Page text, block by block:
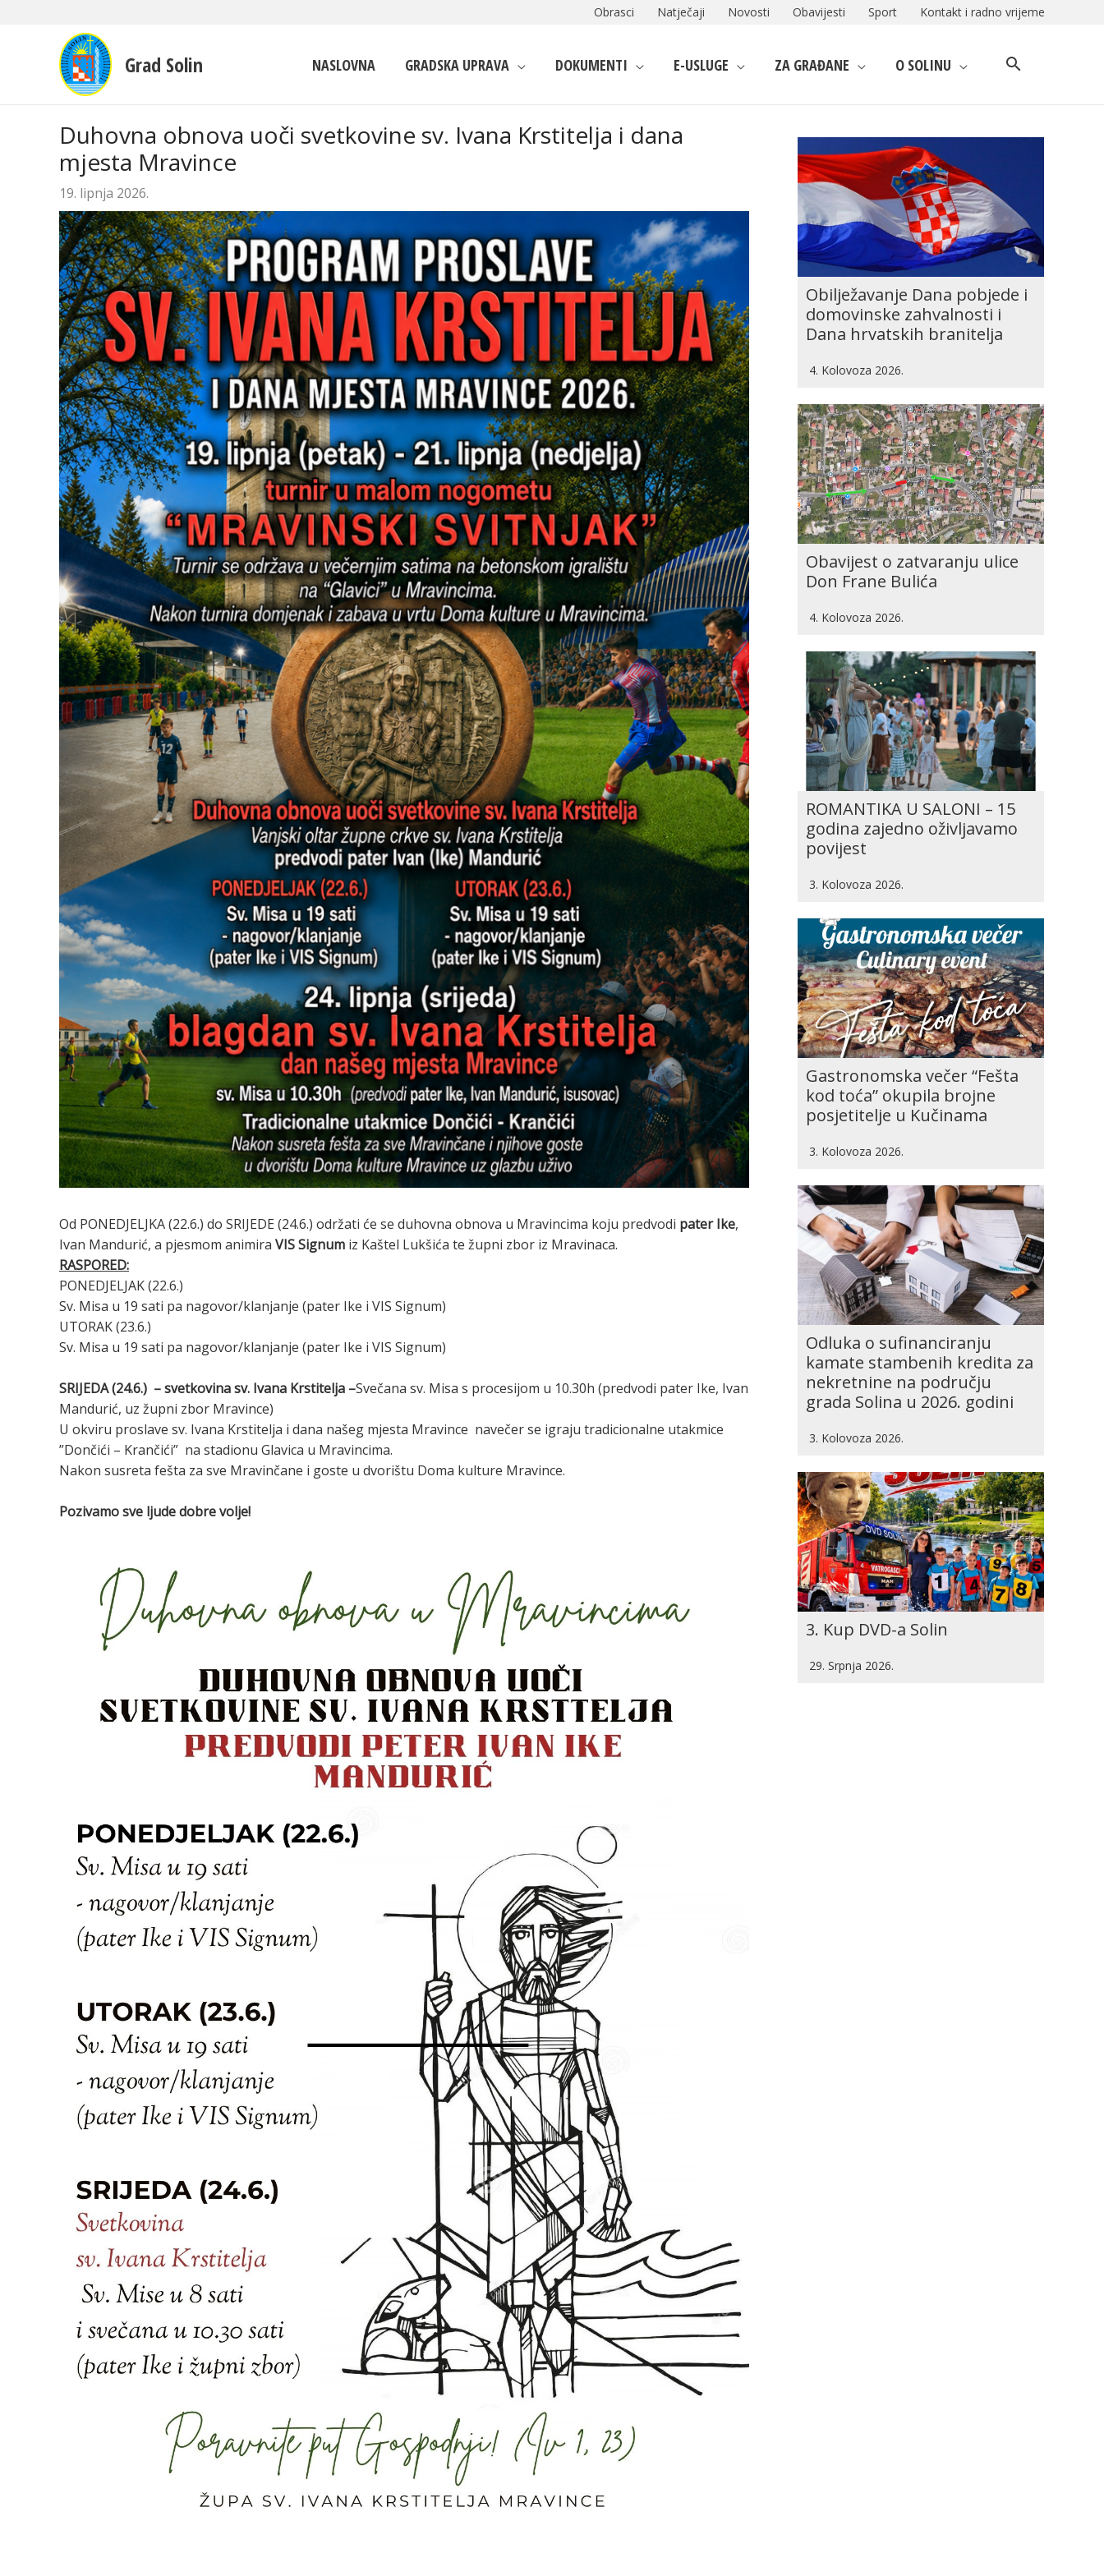
Obrasci Natječaji Novosti Obavijesti Sport Kontakt i radno vrijeme
Grad Solin NASLOVNA GRADSKA UPRAVA DOKUMENTI E-USLUGE ZA GRAĐANE O SOLINU
Duhovna obnova uoči svetkovine sv. Ivana Krstitelja i dana
mjesta Mravince
19. lipnja 2026.
Od PONEDJELJKA (22.6.) do SRIJEDE (24.6.) održati će se duhovna obnova u Mravincima koju predvodi pater Ike,
Ivan Mandurić, a pjesmom animira VIS Signum iz Kaštel Lukšića te župni zbor iz Mravinaca.
RASPORED:
PONEDJELJAK (22.6.)
Sv. Misa u 19 sati pa nagovor/klanjanje (pater Ike i VIS Signum)
UTORAK (23.6.)
Sv. Misa u 19 sati pa nagovor/klanjanje (pater Ike i VIS Signum)
SRIJEDA (24.6.) – svetkovina sv. Ivana Krstitelja –Svečana sv. Misa s procesijom u 10.30h (predvodi pater Ike, Ivan
Mandurić, uz župni zbor Mravince)
U okviru proslave sv. Ivana Krstitelja i dana našeg mjesta Mravince navečer se igraju tradicionalne utakmice
”Dončići – Krančići” na stadionu Glavica u Mravincima.
Nakon susreta fešta za sve Mravinčane i goste u dvorištu Doma kulture Mravince.
Pozivamo sve ljude dobre volje!
Obilježavanje Dana pobjede i
domovinske zahvalnosti i
Dana hrvatskih branitelja
4. Kolovoza 2026.
Obavijest o zatvaranju ulice
Don Frane Bulića
4. Kolovoza 2026.
ROMANTIKA U SALONI – 15
godina zajedno oživljavamo
povijest
3. Kolovoza 2026.
Gastronomska večer “Fešta
kod toća” okupila brojne
posjetitelje u Kučinama
3. Kolovoza 2026.
Odluka o sufinanciranju
kamate stambenih kredita za
nekretnine na području
grada Solina u 2026. godini
3. Kolovoza 2026.
3. Kup DVD-a Solin
29. Srpnja 2026.